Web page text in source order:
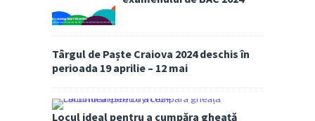
Târgul de Paște Craiova 2024 deschis în
perioada 19 aprilie – 12 mai
Locul ideal pentru a cumpăra gheață